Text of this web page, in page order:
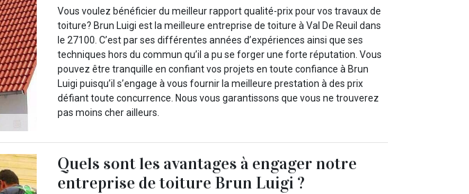
Vous voulez bénéficier du meilleur rapport qualité-prix pour vos travaux de
toiture? Brun Luigi est la meilleure entreprise de toiture à Val De Reuil dans
le 27100. C’est par ses différentes années d’expériences ainsi que ses
techniques hors du commun qu’il a pu se forger une forte réputation. Vous
pouvez être tranquille en confiant vos projets en toute confiance à Brun
Luigi puisqu’il s’engage à vous fournir la meilleure prestation à des prix
défiant toute concurrence. Nous vous garantissons que vous ne trouverez
pas moins cher ailleurs.
Quels sont les avantages à engager notre
entreprise de toiture Brun Luigi ?